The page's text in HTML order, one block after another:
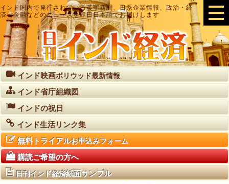
インド国内で発行されている英字新聞、日系企業情報、政治・経
済・金融などのニュースを即日日本語でお届けします
インド映画ボリウッド最新情報
インド省庁組織図
インドの祝日
インド生活リンク集
無料トライアルお申込みフォーム
購読ご希望の方へ
日刊インド経済紙面サンプル